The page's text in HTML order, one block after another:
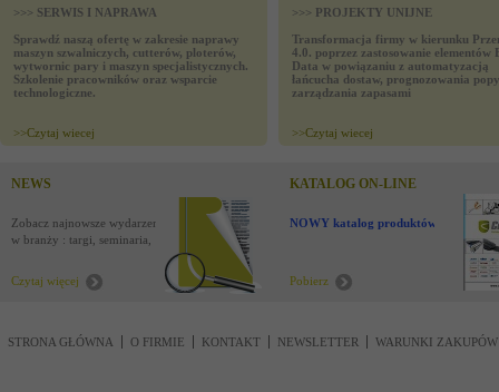
>>> SERWIS I NAPRAWA
Sprawdź naszą ofertę w zakresie naprawy
maszyn szwalniczych, cutterów, ploterów,
wytwornic pary i maszyn specjalistycznych.
Szkolenie pracowników oraz wsparcie
technologiczne.
>>Czytaj wiecej
>>> PROJEKTY UNIJNE
Transformacja firmy w kierunku
4.0. poprzez zastosowanie elementów
Data w powiązaniu z automatyzacją
łańcucha dostaw, prognozowania
zarządzania zapasami
>>Czytaj wiecej
NEWS
Zobacz najnowsze wydarzenia
w branży : targi, seminaria,
Czytaj więcej
KATALOG ON-LINE
NOWY katalog produktów !
Pobierz
STRONA GŁÓWNA O FIRMIE KONTAKT NEWSLETTER WARUNKI ZAKUPÓW